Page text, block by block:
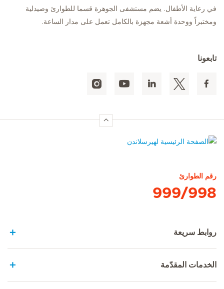
في رعاية الأطفال. يضم مستشفى الجوهرة قسما للطوارئ وصيدلية
ومختبراً ووحدة أشعة مجهزة بالكامل تعمل على مدار الساعة.
تابعونا
رقم الطوارئ
999/998
روابط سريعة
الخدمات المقدّمة